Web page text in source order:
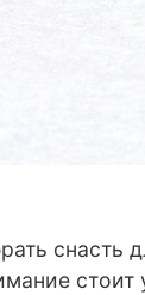
снасть